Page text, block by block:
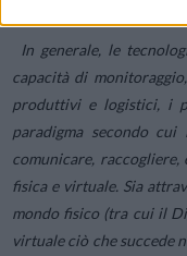
In generale, le
capacità di
produttivi e logistici, i
paradigma secondo
comunicare, raccogliere,
fisica e virtuale. Sia
mondo fisico (tra cui il
virtuale ciò che succede